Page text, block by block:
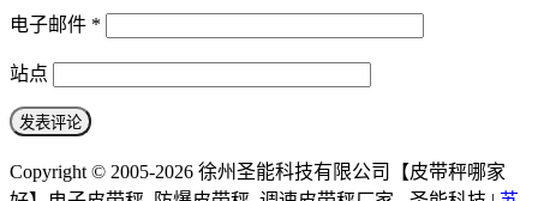
电子邮件 *
站点
Copyright © 2005-2026 徐州圣能科技有限公司【皮带秤哪家